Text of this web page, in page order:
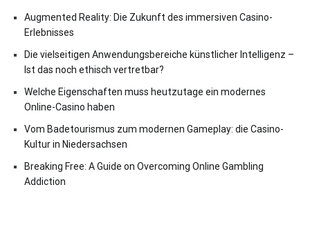
Augmented Reality: Die Zukunft des immersiven Casino-
Erlebnisses
Die vielseitigen Anwendungsbereiche künstlicher Intelligenz –
Ist das noch ethisch vertretbar?
Welche Eigenschaften muss heutzutage ein modernes
Online-Casino haben
Vom Badetourismus zum modernen Gameplay: die Casino-
Kultur in Niedersachsen
Breaking Free: A Guide on Overcoming Online Gambling
Addiction